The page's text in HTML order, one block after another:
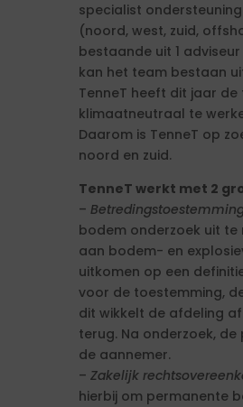
specialist
(noord, west, zuid,
bestaande uit 1
kan het team bestaan
TenneT heeft dit jaar
klimaatneutraal te
Daarom is TenneT op
noord en zuid.
TenneT werkt met 2
–
bodem onderzoek uit te
aan bodem- en
uitkomen op een
voor de toestemming,
dit wikkelt de afdeling
terug. Na onderzoek,
de aannemer.
– Zakelijk
hierbij om permanente